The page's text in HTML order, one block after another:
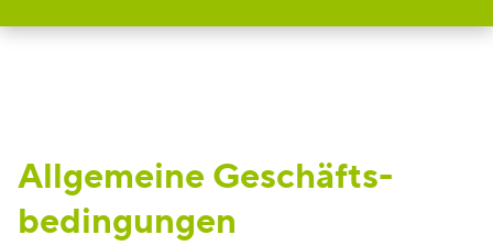
Allgemeine Geschäfts­
bedingungen